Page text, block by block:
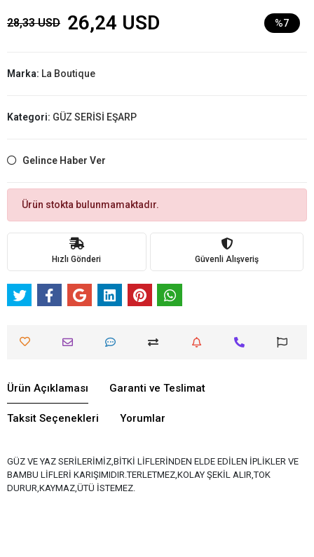
28,33 USD 26,24 USD %7
Marka: La Boutique
Kategori: GÜZ SERİSİ EŞARP
Gelince Haber Ver
Ürün stokta bulunmamaktadır.
Hızlı Gönderi Güvenli Alışveriş
Ürün Açıklaması Garanti ve Teslimat
Taksit Seçenekleri Yorumlar
GÜZ VE YAZ SERİLERİMİZ,BİTKİ LİFLERİNDEN ELDE EDİLEN İPLİKLER VE
BAMBU LİFLERİ KARIŞIMIDIR.TERLETMEZ,KOLAY ŞEKİL ALIR,TOK
DURUR,KAYMAZ,ÜTÜ İSTEMEZ.